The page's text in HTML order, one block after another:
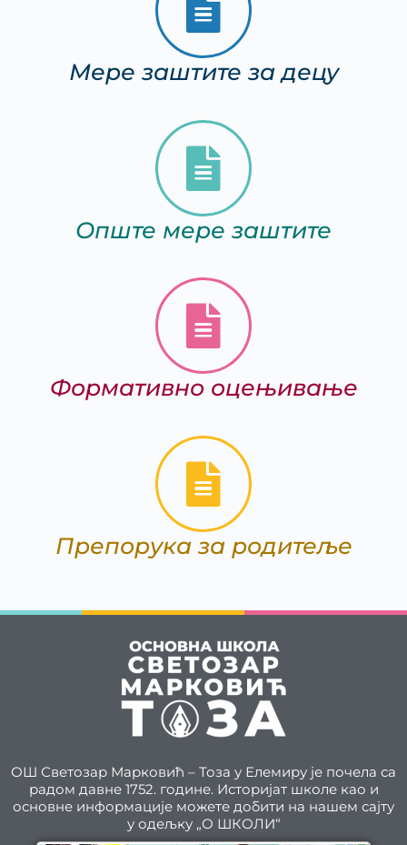
Мере заштите за децу
Опште мере заштите
Формативно оцењивање
Препорука за родитеље
ОШ Светозар Марковић – Тоза у Елемиру је почела са
радом давне 1752. године. Историјат школе као и
основне информације можете добити на нашем сајту
у одељку „О ШКОЛИ“